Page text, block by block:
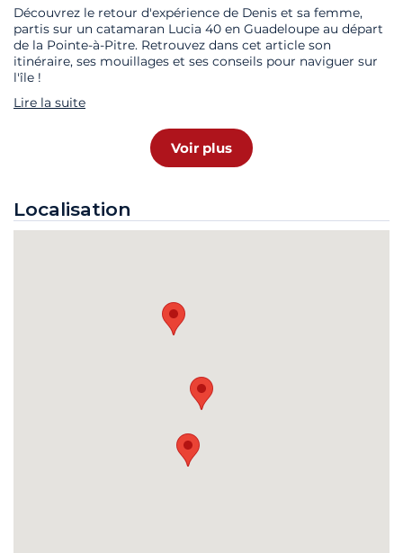
Découvrez le retour d'expérience de Denis et sa femme,
partis sur un catamaran Lucia 40 en Guadeloupe au départ
de la Pointe-à-Pitre. Retrouvez dans cet article son
itinéraire, ses mouillages et ses conseils pour naviguer sur
l'île !
Lire la suite
Voir plus
Localisation